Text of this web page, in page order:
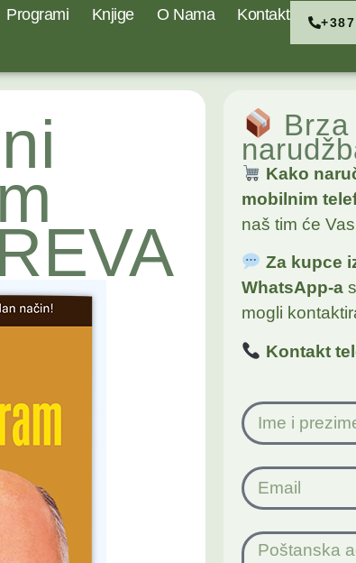
Programi Knjige O Nama Kontakt
Kako
mobilnim
naš tim će
Za kupce
WhatsApp-a
mogli
Kontakt